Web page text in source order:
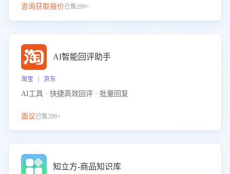
咨询获取报价已售299+
AI智能回评助手
淘宝 | 京东
AI工具 · 快捷高效回评 · 批量回复
面议已售299+
知立方-商品知识库